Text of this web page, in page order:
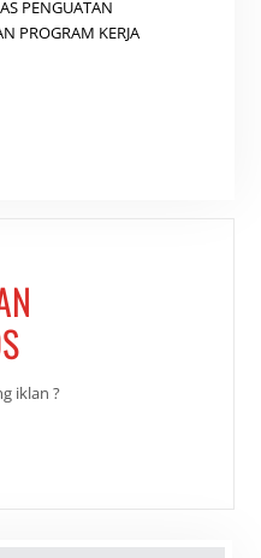
PENGUATAN
PROGRAM KERJA
iklan ?